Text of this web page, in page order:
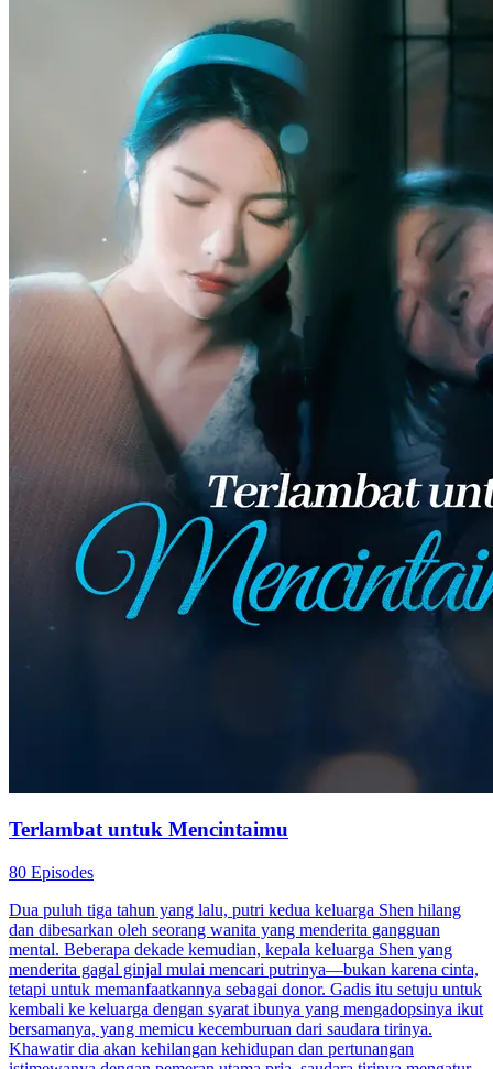
Terlambat untuk Mencintaimu
80 Episodes
Dua puluh tiga tahun yang lalu, putri kedua keluarga Shen hilang
dan dibesarkan oleh seorang wanita yang menderita gangguan
mental. Beberapa dekade kemudian, kepala keluarga Shen yang
menderita gagal ginjal mulai mencari putrinya—bukan karena cinta,
tetapi untuk memanfaatkannya sebagai donor. Gadis itu setuju untuk
kembali ke keluarga dengan syarat ibunya yang mengadopsinya ikut
bersamanya, yang memicu kecemburuan dari saudara tirinya.
Khawatir dia akan kehilangan kehidupan dan pertunangan